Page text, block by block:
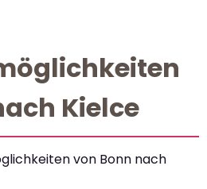
Kielce
von Bonn nach